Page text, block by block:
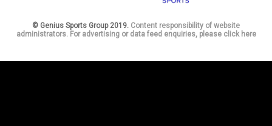
© Genius Sports Group 2019. Content responsibility of website
administrators. For advertising or data feed enquiries, please click here